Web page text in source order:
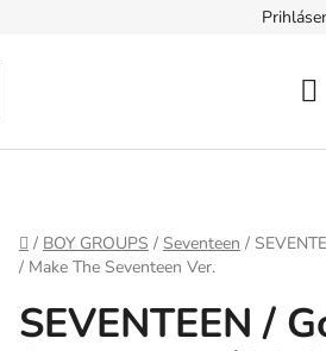
Domov
/ BOY GROUPS / Seventeen /
/ Make The Seventeen Ver.
SEVENTEEN /